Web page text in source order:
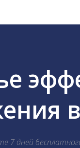
7 дней